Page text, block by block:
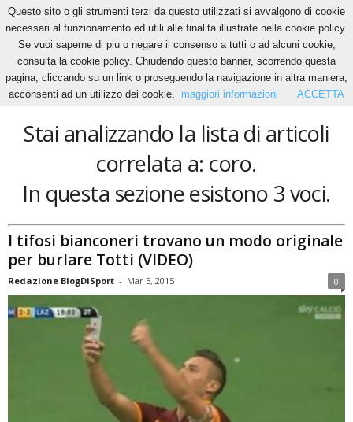
Home Tags Coro
coro
Stai analizzando la lista di articoli
correlata a: coro.
In questa sezione esistono 3 voci.
I tifosi bianconeri trovano un modo originale
per burlare Totti (VIDEO)
Redazione BlogDiSport - Mar 5, 2015 0
Questo sito o gli strumenti terzi da questo utilizzati si avvalgono di cookie
necessari al funzionamento ed utili alle finalita illustrate nella cookie policy.
Se vuoi saperne di piu o negare il consenso a tutti o ad alcuni cookie,
consulta la cookie policy. Chiudendo questo banner, scorrendo questa
pagina, cliccando su un link o proseguendo la navigazione in altra maniera,
acconsenti ad un utilizzo dei cookie.
maggiori informazioni ACCETTA